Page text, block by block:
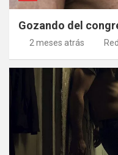
Gozando del
2 meses atrás